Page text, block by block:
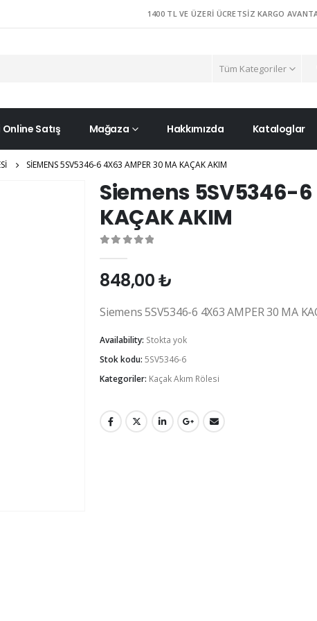
1400 TL VE ÜZERI ÜCRETSIZ KARGO
Tüm Kategoriler
Satış Mağaza Hakkımızda Kataloglar
SIEMENS 5SV5346-6 4X63 AMPER 30 MA KAÇAK AKIM
Siemens 5SV5346-6
KAÇAK AKIM
848,00₺
Siemens 5SV5346-6 4X63 AMPER 30 MA
Availability: Stokta yok
Stok kodu: 5SV5346-6
Kategoriler: Kaçak Akım Rölesi